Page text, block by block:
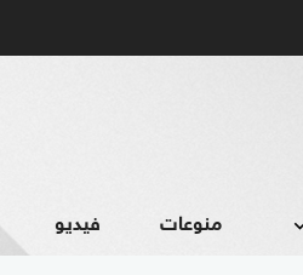
منوعات فيديو